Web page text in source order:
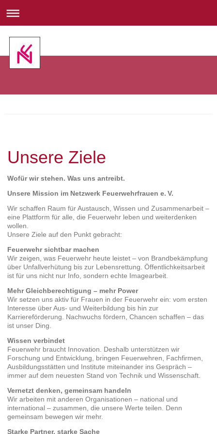
Unsere Ziele
Wofür wir stehen. Was uns antreibt.
Unsere Mission im Netzwerk Feuerwehrfrauen e. V.
Wir schaffen Raum für Austausch, Wissen und Zusammenarbeit –
eine Plattform für alle, die Feuerwehr leben und weiterdenken
wollen.
Unsere Ziele auf den Punkt gebracht:
Feuerwehr sichtbar machen
Wir zeigen, was Feuerwehr heute leistet – von Brandbekämpfung
über Unfallverhütung bis zur Lebensrettung. Öffentlichkeitsarbeit
ist für uns nicht nur Info, sondern echte Imagearbeit.
Mehr Gleichberechtigung – mehr Power
Wir setzen uns aktiv für Frauen in der Feuerwehr ein: vom ersten
Interesse über Aus- und Weiterbildung bis hin zur
Karriereförderung. Nachwuchs fördern, Chancen schaffen – das
ist unser Ding.
Wissen verbindet
Feuerwehr braucht Innovation. Deshalb unterstützen wir
Forschung und Entwicklung, bringen Feuerwehren, Fachfirmen,
Ausbildungsstätten und Institute miteinander ins Gespräch –
immer auf dem neuesten Stand von Technik und Wissenschaft.
Vernetzt denken, gemeinsam handeln
Wir arbeiten mit anderen Organisationen – national und
international – zusammen, die unsere Werte teilen. Denn
gemeinsam bewegen wir mehr.
Starke Partner, starke Sache